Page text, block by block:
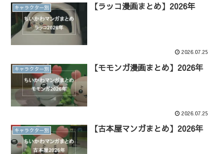
キャラクター別 【ラッコ漫画まとめ】2026年
2026.07.25
キャラクター別 【モモンガ漫画まとめ】2026年
2026.07.25
キャラクター別 【古本屋マンガまとめ】2026年